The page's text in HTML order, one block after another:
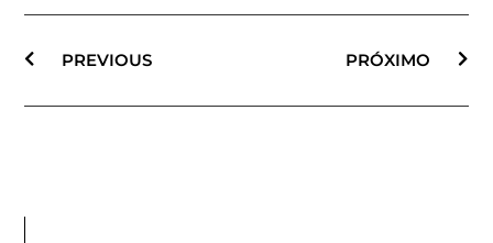
PREVIOUS PRÓXIMO